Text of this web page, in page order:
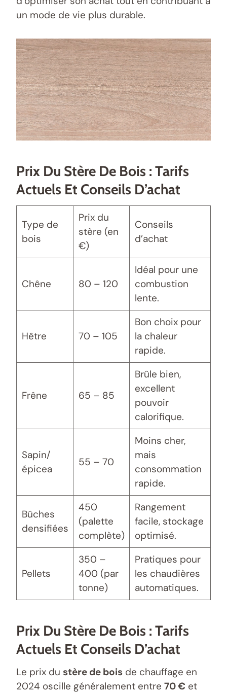
un mode de vie plus durable.
Prix Du Stère De Bois : Tarifs
Actuels Et Conseils D’achat
Type de
bois
Prix du
stère (en
€)
Conseils
d’achat
Chêne 80 – 120
Idéal pour une
combustion
lente.
Hêtre 70 – 105
Bon choix pour
la chaleur
rapide.
Frêne 65 – 85
Brûle bien,
excellent
pouvoir
calorifique.
Sapin/
épicea
55 – 70
Moins cher,
mais
consommation
rapide.
Bûches
densifiées
450
(palette
complète)
Rangement
facile, stockage
optimisé.
Pellets
350 –
400 (par
tonne)
Pratiques pour
les chaudières
automatiques.
Prix Du Stère De Bois : Tarifs
Actuels Et Conseils D’achat
Le prix du stère de bois de chauffage en
2024 oscille généralement entre 70 € et